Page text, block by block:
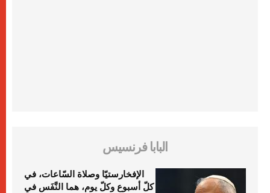
البابا فرنسيس
الإفخارستيّا وصلاة السّاعات، في
كلّ أسبوع وكلّ يوم، هما النَّفَس في